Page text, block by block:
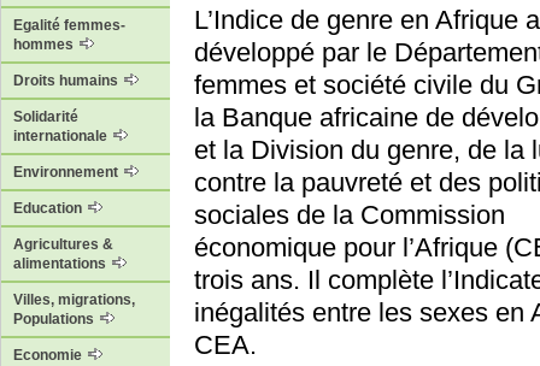
Egalité femmes-
hommes
Droits humains
Solidarité
internationale
Environnement
Education
Agricultures &
alimentations
Villes, migrations,
Populations
Economie
L’Indice de genre en Afrique
développé par le
femmes et société civile du
la Banque africaine de
et la Division du genre, de la
contre la pauvreté et des
sociales de la Commission
économique pour l’Afrique
trois ans. Il complète
inégalités entre les sexes en
CEA.